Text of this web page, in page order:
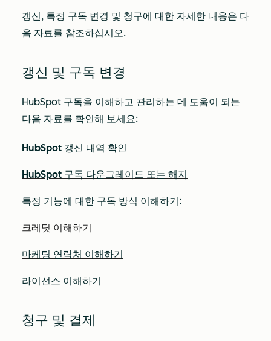
갱신, 특정 구독 변경 및 청구에 대한 자세한 내용은 다
음 자료를 참조하십시오.
갱신 및 구독 변경
HubSpot 구독을 이해하고 관리하는 데 도움이 되는
다음 자료를 확인해 보세요:
HubSpot 갱신 내역 확인
HubSpot 구독 다운그레이드 또는 해지
특정 기능에 대한 구독 방식 이해하기:
크레딧 이해하기
마케팅 연락처 이해하기
라이선스 이해하기
청구 및 결제